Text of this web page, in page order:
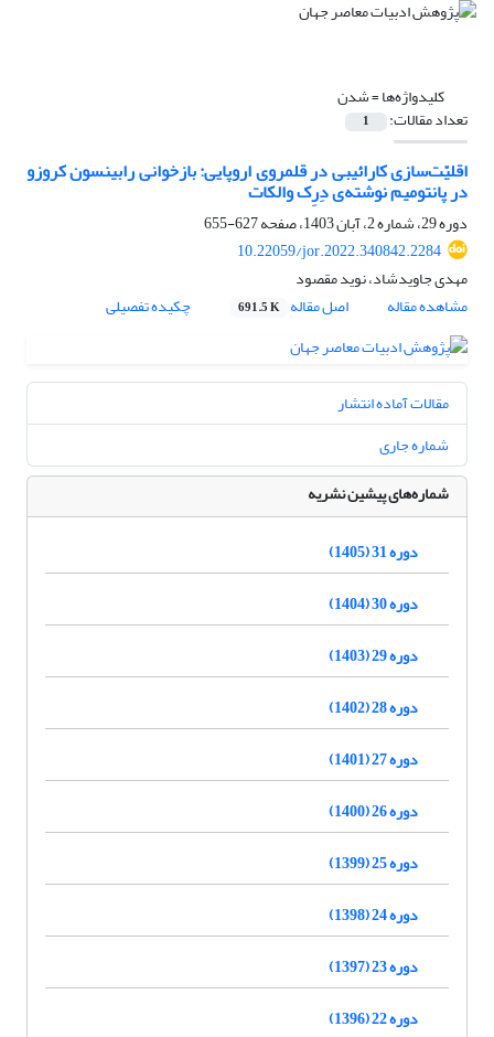
کلیدواژه‌ها =شدن
تعداد مقالات: 1
اقلیّت‌سازی کارائیبی در قلمروی اروپایی: بازخوانی رابینسون کروزو
در پانتومیم نوشته‌ی دِرِک والکات
دوره 29، شماره 2، آبان 1403، صفحه
627-655
10.22059/jor.2022.340842.2284
مهدی جاویدشاد، نوید مقصود
مشاهده مقاله
اصل مقاله 691.5 K چکیده تفصیلی
مقالات آماده انتشار
شماره جاری
شماره‌های پیشین نشریه
دوره 31 (1405)
دوره 30 (1404)
دوره 29 (1403)
دوره 28 (1402)
دوره 27 (1401)
دوره 26 (1400)
دوره 25 (1399)
دوره 24 (1398)
دوره 23 (1397)
دوره 22 (1396)